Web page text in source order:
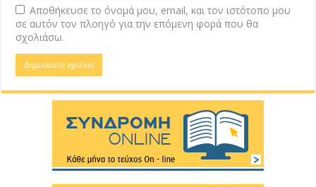
Αποθήκευσε το όνομά μου, email, και τον ιστότοπο μου
σε αυτόν τον πλοηγό για την επόμενη φορά που θα
σχολιάσω.